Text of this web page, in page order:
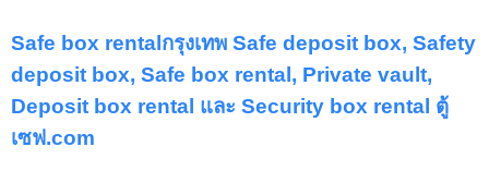
Safe box rentalกรุงเทพ Safe deposit box, Safety
deposit box, Safe box rental, Private vault,
Deposit box rental และ Security box rental ตู้
เซฟ.com